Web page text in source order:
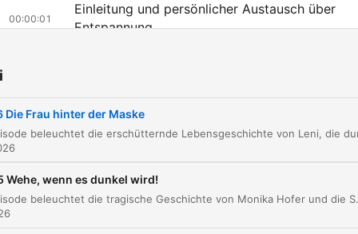
00:00:01
Einleitung und persönlicher Austausch über
Entspannung
00:08:05
durch einen Sturz
00:13:05
Die Rolle der Familie: Die fürsorgliche Oma und
00:15:23
Die Grausamkeit der Mutter und die körperliche
Misshandlung
Die Frau hinter der Maske
Wehe, wenn es dunkel wird!
Diese Episode beleuchtet die tragische Geschichte von Monika Hofer und die Serie wahlloser